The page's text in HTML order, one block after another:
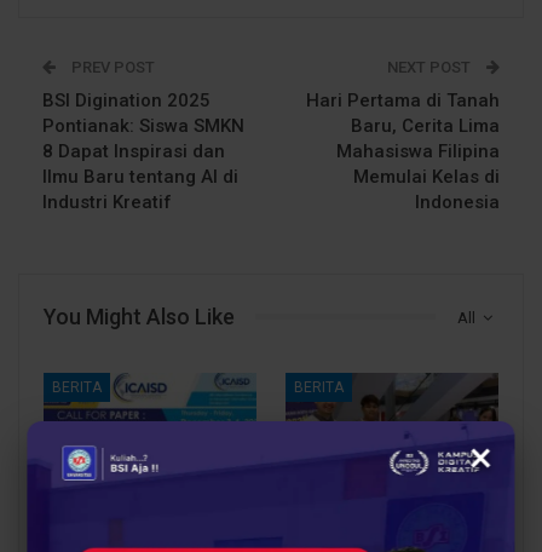
PREV POST
BSI Digination 2025
Pontianak: Siswa SMKN
8 Dapat Inspirasi dan
Ilmu Baru tentang AI di
Industri Kreatif
NEXT POST
Hari Pertama di Tanah
Baru, Cerita Lima
Mahasiswa Filipina
Memulai Kelas di
Indonesia
All
You Might Also Like
BERITA
UBSI Buka Call for
BERITA
Siap Kuliah Berkualitas?
×